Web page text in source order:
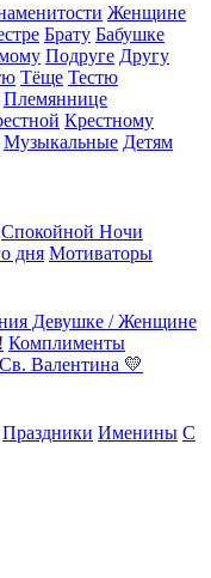
Женщине
Брату Бабушке
Подруге Другу
Тёще Тестю
Племяннице
Крестному
Музыкальные Детям
Спокойной Ночи
дня Мотиваторы
Девушке / Женщине
Комплименты
Валентина 💛
Праздники Именины С